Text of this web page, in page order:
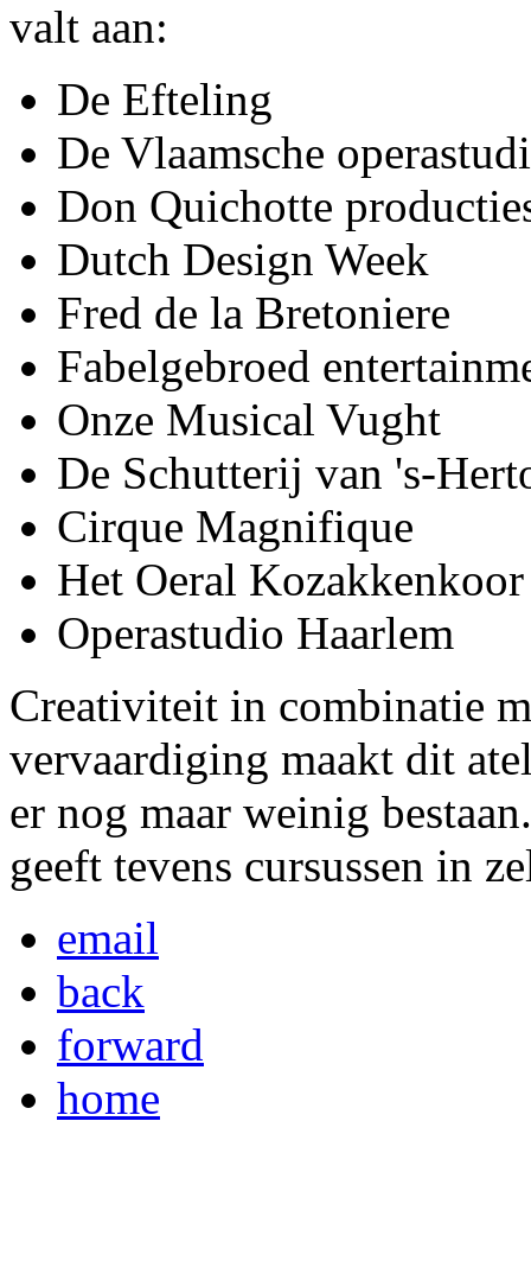
valt aan:
De Efteling
De Vlaamsche
Don Quichotte
Dutch Design Week
Fred de la Bretoniere
Fabelgebroed
Onze Musical Vught
De Schutterij van 's-
Cirque Magnifique
Het Oeral Kozakkenkoor
Operastudio Haarlem
Creativiteit in combinatie
vervaardiging maakt dit
er nog maar weinig
geeft tevens cursussen in
email
back
forward
home